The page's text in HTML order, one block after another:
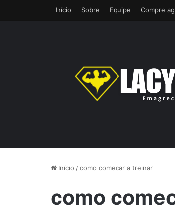
Início Sobre Equipe Compre
Início /como comecar a treinar
como